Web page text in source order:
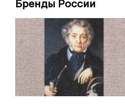
Бренды России